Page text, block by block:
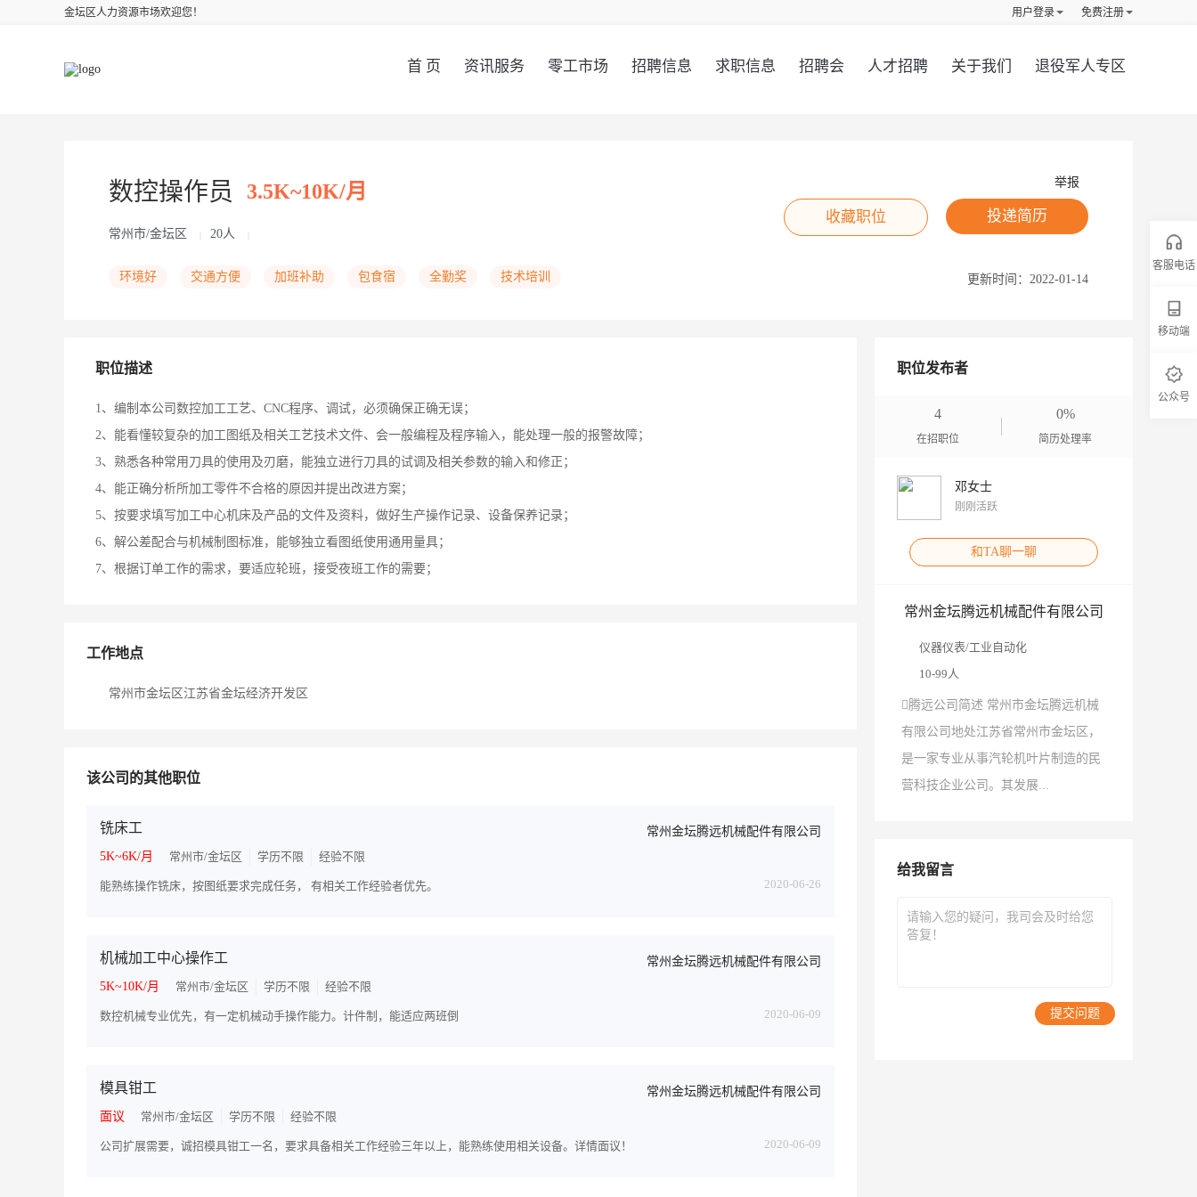
金坛区人力资源市场欢迎您！ 免费注册
用户登录
首 页 资讯服务 零工市场 招聘信息 求职信息 招聘会 人才招聘 关于我们 退役军人专区
数控操作员 3.5K~10K/月
常州市/金坛区 20人
环境好 交通方便 加班补助 包食宿 全勤奖 技术培训
举报
投递简历
收藏职位
更新时间： 2022-01-14
职位描述
1、编制本公司数控加工工艺、CNC程序、调试，必须确保正确无误；
2、能看懂较复杂的加工图纸及相关工艺技术文件、会一般编程及程序输入，能处理一般的报警故障；
3、熟悉各种常用刀具的使用及刃磨，能独立进行刀具的试调及相关参数的输入和修正；
4、能正确分析所加工零件不合格的原因并提出改进方案；
5、按要求填写加工中心机床及产品的文件及资料，做好生产操作记录、设备保养记录；
6、解公差配合与机械制图标准，能够独立看图纸使用通用量具；
7、根据订单工作的需求，要适应轮班，接受夜班工作的需要；
工作地点
常州市金坛区江苏省金坛经济开发区
该公司的其他职位
铣床工
常州金坛腾远机械配件有限公司
5K~6K/月
常州市/金坛区 学历不限 经验不限
能熟练操作铣床，按图纸要求完成任务， 有相关工作经验者优先。 2020-06-26
机械加工中心操作工
常州金坛腾远机械配件有限公司
5K~10K/月
常州市/金坛区 学历不限 经验不限
数控机械专业优先，有一定机械动手操作能力。计件制，能适应两班倒 2020-06-09
模具钳工
常州金坛腾远机械配件有限公司
面议
常州市/金坛区 学历不限 经验不限
公司扩展需要，诚招模具钳工一名，要求具备相关工作经验三年以上，能熟练使用相关设备。详情面议！ 2020-06-09
职位发布者
4
在招职位
0%
简历处理率
邓女士
刚刚活跃
和TA聊一聊
常州金坛腾远机械配件有限公司
仪器仪表/工业自动化
10-99人
腾远公司简述 常州市金坛腾远机械
有限公司地处江苏省常州市金坛区，
是一家专业从事汽轮机叶片制造的民
营科技企业公司。其发展...
给我留言
提交问题
客服电话
移动端
公众号